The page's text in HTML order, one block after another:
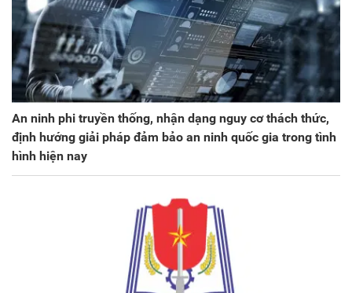
An ninh phi truyền thống, nhận dạng nguy cơ thách thức,
định hướng giải pháp đảm bảo an ninh quốc gia trong tình
hình hiện nay